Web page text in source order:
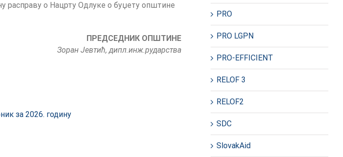
расправу о Нацрту Одлуке о буџету општине
ПРЕДСЕДНИКОПШТИНЕ
Зоран Јевтић, дипл.инж.рударства
за 2026. годину
PRO
PRO LGPN
PRO-EFFICIENT
RELOF 3
RELOF2
SDC
SlovakAid